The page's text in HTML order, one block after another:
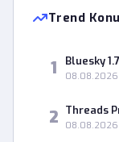
Trend
1 Bluesky
08.08.2026
2 Threads
08.08.2026